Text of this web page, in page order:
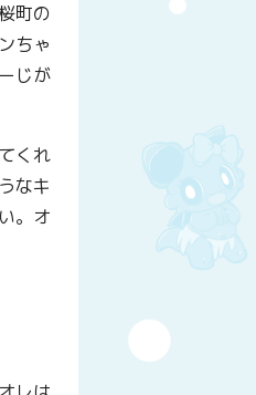
町の
ちゃ
じが
くれ
なキ
。オ